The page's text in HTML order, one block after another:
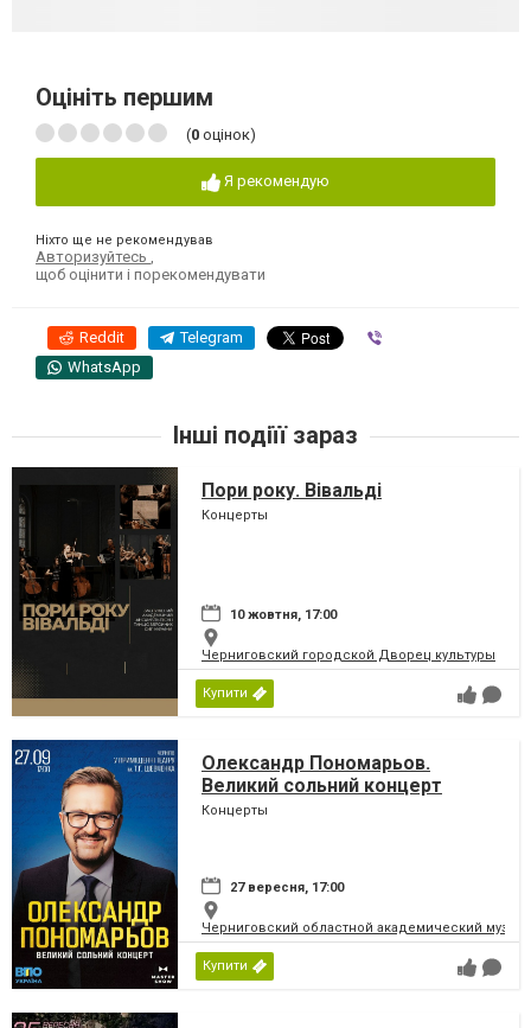
Оцініть першим
(0 оцінок)
Я рекомендую
Ніхто ще не рекомендував
Авторизуйтесь
щоб оцінити і порекомендувати
Reddit Telegram
WhatsApp
Інші подіїї зараз
Пори року. Вівальді
Концерты
10 жовтня, 17:00
Черниговский городской Дворец культуры
Купити
Олександр Пономарьов.
Великий сольний концерт
Концерты
27 вересня, 17:00
Черниговский областной академический
Купити